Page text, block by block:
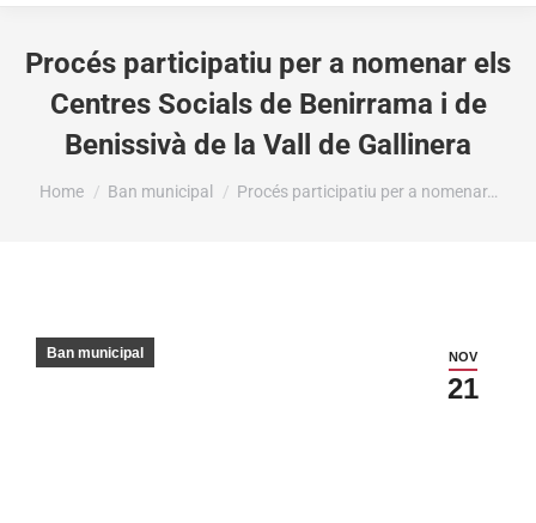
Procés participatiu per a nomenar els
Centres Socials de Benirrama i de
Benissivà de la Vall de Gallinera
You are here:
Home Ban municipal Procés participatiu per a nomenar…
NOV
21
Ban municipal